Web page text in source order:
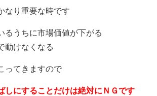
なり重要な時です
るうちに市場価値が下がる
動けなくなる
ってきますので
しにすることだけは絶対にＮＧです